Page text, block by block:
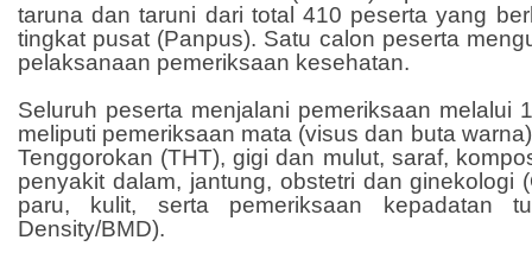
taruna dan taruni dari total 410 peserta yang
tingkat pusat (Panpus). Satu calon peserta
pelaksanaan pemeriksaan kesehatan.
Seluruh peserta menjalani pemeriksaan melalui
meliputi pemeriksaan mata (visus dan buta
Tenggorokan (THT), gigi dan mulut, saraf,
penyakit dalam, jantung, obstetri dan ginekologi
paru, kulit, serta pemeriksaan kepadatan
Density/BMD).